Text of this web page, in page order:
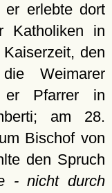
er erlebte dort
Katholiken in
den
Weimarer
er Pfarrer in
am 28.
Bischof von
den Spruch
- nicht durch